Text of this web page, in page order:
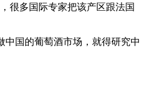
很多国际专家把该产区跟法国
国的葡萄酒市场，就得研究中